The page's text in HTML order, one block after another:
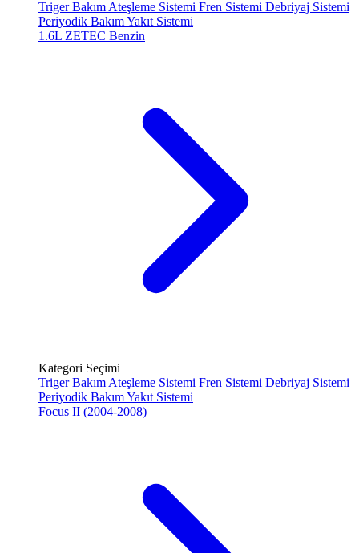
Triger Bakım Ateşleme Sistemi Fren Sistemi Debriyaj Sistemi
Periyodik BakımYakıt Sistemi
1.6L ZETEC Benzin
Kategori Seçimi
Triger Bakım Ateşleme Sistemi Fren Sistemi Debriyaj Sistemi
Periyodik BakımYakıt Sistemi
Focus II (2004-2008)